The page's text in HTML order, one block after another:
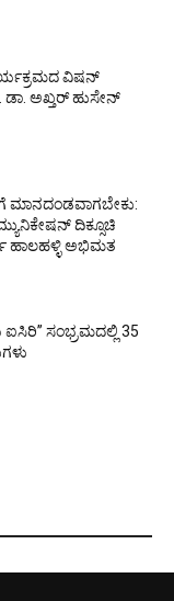
ವಿಷನ್
ಡಾ. ಅಖ್ತರ್ ಹುಸೇನ್
ಮಾನದಂಡವಾಗಬೇಕು:
ದಿಕ್ಸೂಚಿ
ಹಾಲಹಳ್ಳಿ ಅಭಿಮತ
ಸಂಭ್ರಮದಲ್ಲಿ 35